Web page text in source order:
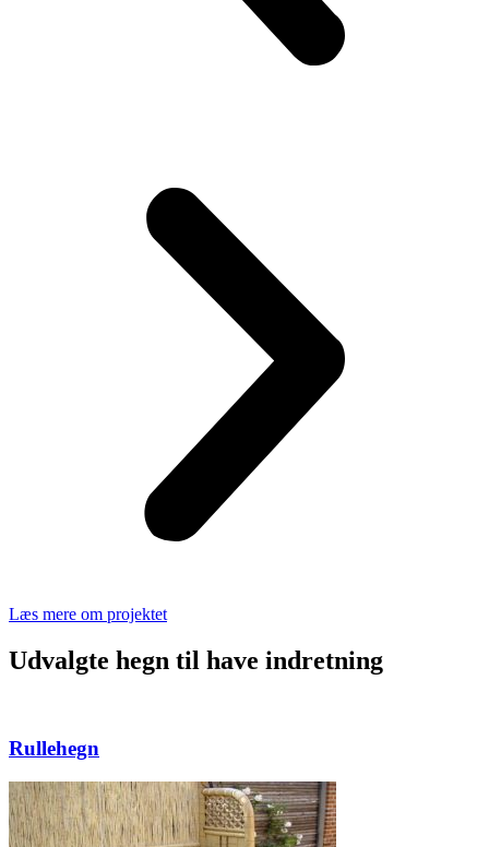
Læs mere om projektet
Udvalgte hegn til have indretning
Rullehegn